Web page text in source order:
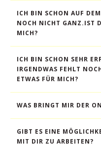
ICH BIN SCHON AUF
NOCH NICHT GANZ.IST
MICH?
ICH BIN SCHON SEHR
IRGENDWAS FEHLT
ETWAS FÜR MICH?
WAS BRINGT MIR DER
GIBT ES EINE
MIT DIR ZU ARBEITEN?